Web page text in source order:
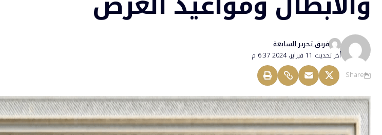
أخر تحديث 11 فبراير، 2024 6:37 م
فريق تحرير السابعة
Share